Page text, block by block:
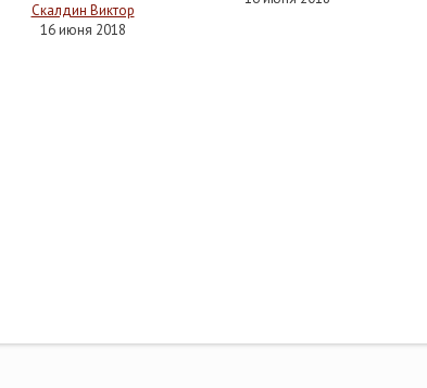
Скалдин Виктор
16 июня 2018